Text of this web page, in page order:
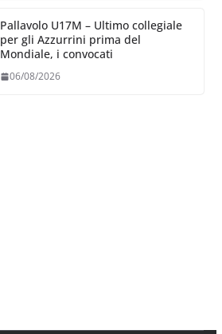
Pallavolo U17M – Ultimo collegiale
per gli Azzurrini prima del
Mondiale, i convocati
06/08/2026